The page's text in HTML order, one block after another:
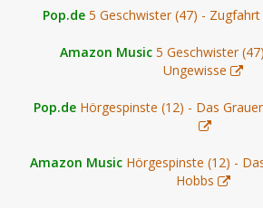
Pop.de 5 Geschwister (47) -
Amazon Music 5 Geschwister
Ungewisse
Pop.de Hörgespinste (12) - Das
Amazon Music Hörgespinste (12) -
Hobbs